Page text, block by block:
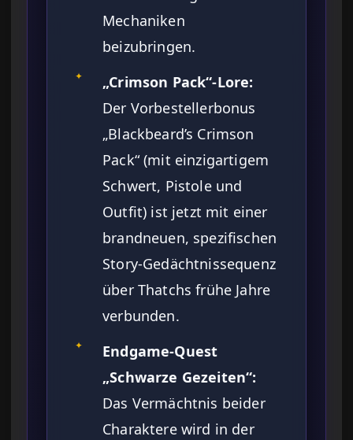
Mechaniken
beizubringen.
✦
„Crimson Pack“-Lore:
Der Vorbestellerbonus
„Blackbeard’s Crimson
Pack“ (mit einzigartigem
Schwert, Pistole und
Outfit) ist jetzt mit einer
brandneuen, spezifischen
Story-Gedächtnissequenz
über Thatchs frühe Jahre
verbunden.
✦
Endgame-Quest
„Schwarze Gezeiten“:
Das Vermächtnis beider
Charaktere wird in der